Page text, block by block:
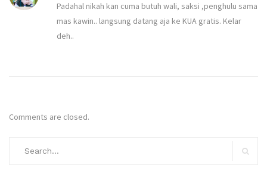
Padahal nikah kan cuma butuh wali, saksi ,penghulu sama
mas kawin.. langsung datang aja ke KUA gratis. Kelar
deh..
Comments are closed.